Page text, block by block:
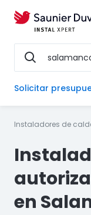
Solicitar
Instaladores de
en